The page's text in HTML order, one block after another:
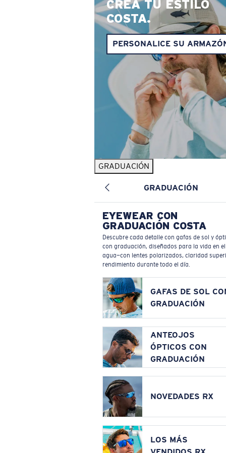
CREA TU ESTILO
COSTA.
PERSONALICE SU
GRADUACIÓN
GRADUACIÓN
EYEWEAR CON
GRADUACIÓN COSTA
Descubre cada detalle con gafas de sol y
con graduación, diseñados para la vida en el
agua—con lentes polarizados, claridad
rendimiento durante todo el día.
GAFAS DE SOL
GRADUACIÓN
ANTEOJOS
ÓPTICOS CON
GRADUACIÓN
NOVEDADES RX
LOS MÁS